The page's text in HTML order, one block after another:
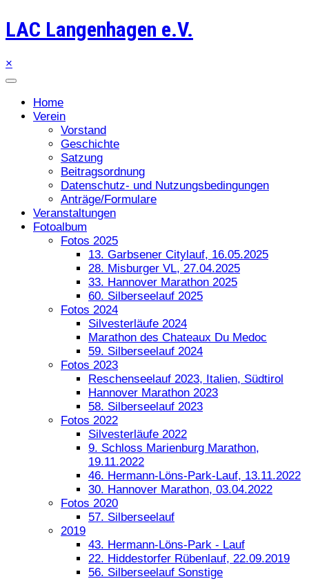
LAC Langenhagen e.V.
×
Home
Verein
Vorstand
Geschichte
Satzung
Beitragsordnung
Datenschutz- und Nutzungsbedingungen
Anträge/Formulare
Veranstaltungen
Fotoalbum
Fotos 2025
13. Garbsener Citylauf, 16.05.2025
28. Misburger VL, 27.04.2025
33. Hannover Marathon 2025
60. Silberseelauf 2025
Fotos 2024
Silvesterläufe 2024
Marathon des Chateaux Du Medoc
59. Silberseelauf 2024
Fotos 2023
Reschenseelauf 2023, Italien, Südtirol
Hannover Marathon 2023
58. Silberseelauf 2023
Fotos 2022
Silvesterläufe 2022
9. Schloss Marienburg Marathon,
19.11.2022
46. Hermann-Löns-Park-Lauf, 13.11.2022
30. Hannover Marathon, 03.04.2022
Fotos 2020
57. Silberseelauf
2019
43. Hermann-Löns-Park - Lauf
22. Hiddestorfer Rübenlauf, 22.09.2019
56. Silberseelauf Sonstige